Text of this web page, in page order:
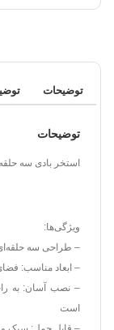
توضیحات
توضیحات
استخر بادی سه
ویژگی‌ها:
– طراحی سه
– ابعاد مناسب:
– نصب آسان: به
است